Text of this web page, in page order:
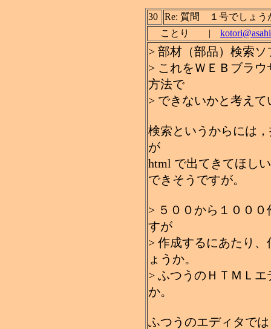
30
Re: 質問 １号でしょう
ことり |
> 部材（部品）検索
> これをＷＥＢブラ
方法で
> できないかと考えて
検索というからには
が
html で出てきてほし
できそうですが。
> ５００から１００
すが
> 作成するにあたり
ょうか。
> ふつうのＨＴＭＬ
か。
ふつうのエディタで